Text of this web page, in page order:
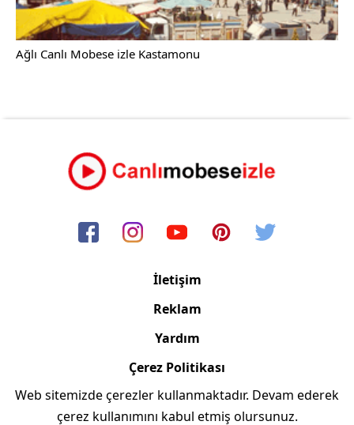
Ağlı Canlı Mobese izle Kastamonu
İletişim
Reklam
Yardım
Çerez Politikası
Copyright © 2006/2024 Canlimobeseizle.com
Web sitemizde çerezler kullanmaktadır. Devam ederek
çerez kullanımını kabul etmiş olursunuz.